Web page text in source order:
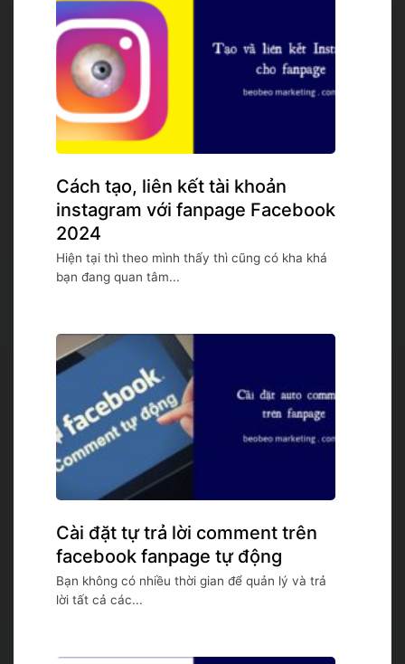
Cách tạo, liên kết tài khoản
instagram với fanpage Facebook
2024
Hiện tại thì theo mình thấy thì cũng có kha khá
bạn đang quan tâm...
Cài đặt tự trả lời comment trên
facebook fanpage tự động
Bạn không có nhiều thời gian để quản lý và trả
lời tất cả các...